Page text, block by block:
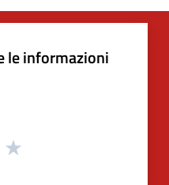
le informazioni